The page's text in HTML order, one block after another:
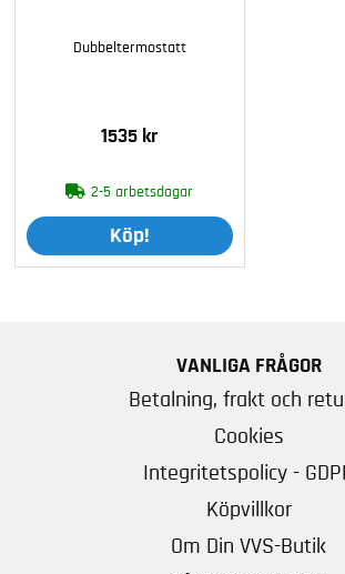
Dubbeltermostatt
1535 kr
2-5 arbetsdagar
Köp!
VANLIGA FRÅGOR
Betalning, frakt och
Cookies
Integritetspolicy -
Köpvillkor
Om Din VVS-Butik